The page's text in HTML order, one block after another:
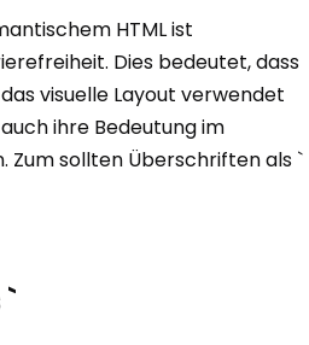
HTML ist
Dies bedeutet, dass
visuelle Layout verwendet
ihre Bedeutung im
Zum sollten Überschriften als `